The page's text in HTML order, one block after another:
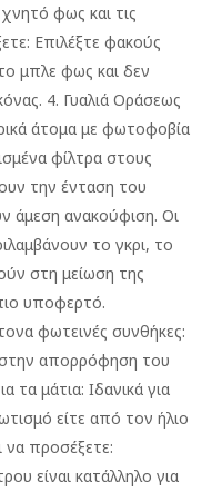
φως και τις
Επιλέξτε φακούς
μπλε φως και δεν
4. Γυαλιά Οράσεως
άτομα με φωτοφοβία
φίλτρα στους
την ένταση του
άμεση ανακούφιση. Οι
το γκρι, το
στη μείωση της
υποφερτό.
φωτεινές συνθήκες:
απορρόφηση του
μάτια: Ιδανικά για
είτε από τον ήλιο
να προσέξετε:
είναι κατάλληλο για